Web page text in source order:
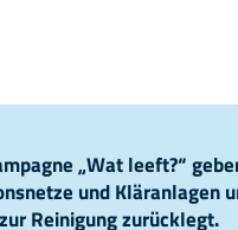
„Wat leeft?“
und Kläranlagen
Reinigung zurücklegt.